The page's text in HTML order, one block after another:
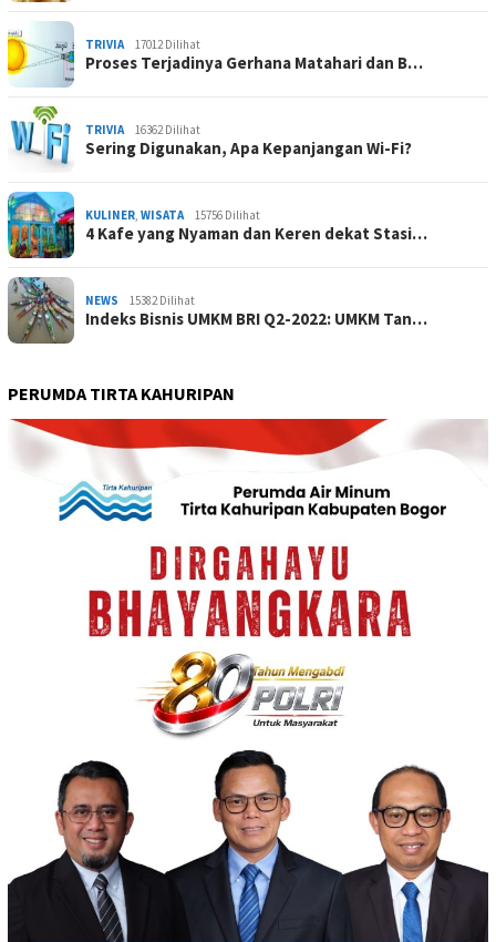
TRIVIA 17012 Dilihat
Proses Terjadinya Gerhana Matahari dan B…
TRIVIA 16362 Dilihat
Sering Digunakan, Apa Kepanjangan Wi-Fi?
KULINER, WISATA 15756 Dilihat
4 Kafe yang Nyaman dan Keren dekat Stasi…
NEWS 15382 Dilihat
Indeks Bisnis UMKM BRI Q2-2022: UMKM Tan…
PERUMDA TIRTA KAHURIPAN